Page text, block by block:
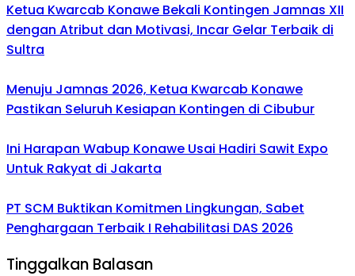
Ketua Kwarcab Konawe Bekali Kontingen Jamnas XII
dengan Atribut dan Motivasi, Incar Gelar Terbaik di
Sultra
Menuju Jamnas 2026, Ketua Kwarcab Konawe
Pastikan Seluruh Kesiapan Kontingen di Cibubur
Ini Harapan Wabup Konawe Usai Hadiri Sawit Expo
Untuk Rakyat di Jakarta
PT SCM Buktikan Komitmen Lingkungan, Sabet
Penghargaan Terbaik I Rehabilitasi DAS 2026
Tinggalkan Balasan